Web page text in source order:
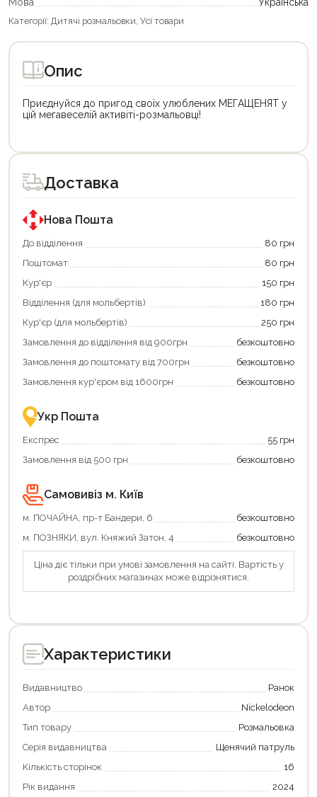
Категорії: Дитячі розмальовки Усі товари
Опис
Приєднуйся до пригод своїх улюблених МЕГАЩЕНЯТ у
цій мегавеселій активіті-розмальовці!
товар
для
покупки
державною
програмою
єКнига.
Використовуйте
карту
щоб
зекономити
та
отримати
переваги!
картою
єКнига
–
зручно
та
Доставка
Нова Пошта
До відділення
80 грн
Поштомат
80 грн
Кур'єр
150 грн
Відділення (для мольбертів)
180 грн
Кур'єр (для мольбертів)
250 грн
Замовлення до відділення від 900грн
безкоштовно
Замовлення до поштомату від 700грн
безкоштовно
Замовлення кур'єром від 1600грн
безкоштовно
Укр Пошта
Експрес
55 грн
Замовлення від 500 грн
безкоштовно
Самовивіз м. Київ
м. ПОЧАЙНА, пр-т Бандери, 6
безкоштовно
м. ПОЗНЯКИ, вул. Княжий Затон, 4
безкоштовно
Ціна діє тільки при умові замовлення на сайті. Вартість у
роздрібних магазинах може відрізнятися.
Характеристики
Видавництво
Ранок
Автор
Nickelodeon
Тип товару
Розмальовка
Серія видавництва
Щенячий патруль
Кількість сторінок
16
Рік видання
2024